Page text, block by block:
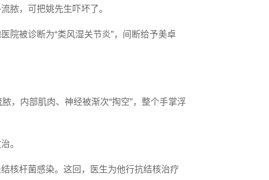
脓，可把姚先生吓坏了。
院被诊断为“类风湿关节炎”，间断给予美卓
，内部肌肉、神经被渐次“掏空”，整个手掌浮
。
核杆菌感染。这回，医生为他行抗结核治疗